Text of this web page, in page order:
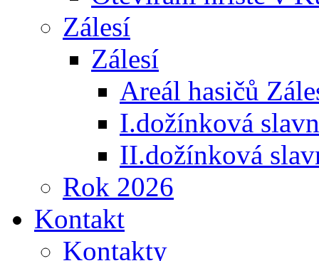
Zálesí
Zálesí
Areál hasičů
I.dožínková
II.dožínková
Rok 2026
Kontakt
Kontakty